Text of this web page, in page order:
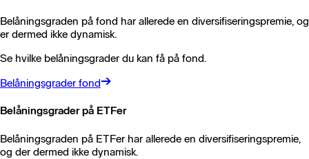
Belåningsgraden på fond har allerede en diversifiseringspremie, og
er dermed ikke dynamisk.
Se hvilke belåningsgrader du kan få på fond.
Belåningsgrader fond
Belåningsgrader på ETFer
Belåningsgraden på ETFer har allerede en diversifiseringspremie,
og der dermed ikke dynamisk.